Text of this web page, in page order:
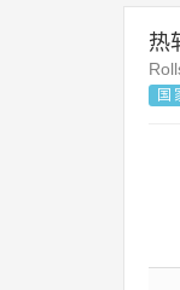
热
国